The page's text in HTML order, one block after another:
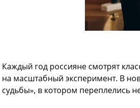
Каждый год россияне смотрят
на масштабный эксперимент. В
судьбы», в котором переплелись